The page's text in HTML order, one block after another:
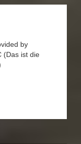
by
(Das ist die